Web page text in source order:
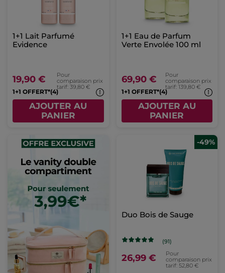
1+1 Lait Parfumé
Evidence
19,90 €
Pour
comparaison prix
tarif: 39,80 €
1+1 OFFERT*(4)
AJOUTER AU
PANIER
1+1 Eau de Parfum
Verte Envolée 100 ml
69,90 €
Pour
comparaison prix
tarif: 139,80 €
1+1 OFFERT*(4)
AJOUTER AU
PANIER
-49%
Duo Bois de Sauge
(91)
26,99 €
Pour
comparaison prix
tarif: 52,80 €